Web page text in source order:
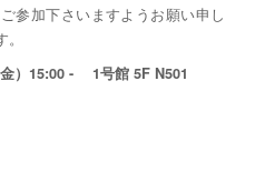
参加下さいますようお願い申し
）15:00 - 1号館 5F N501